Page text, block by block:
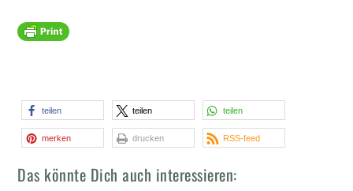
teilen teilen teilen
merken drucken RSS-feed
Das könnte Dich auch interessieren: